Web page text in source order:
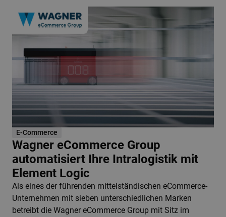
E-Commerce
Wagner eCommerce Group
automatisiert Ihre Intralogistik mit
Element Logic
Als eines der führenden mittelständischen eCommerce-
Unternehmen mit sieben unterschiedlichen Marken
betreibt die Wagner eCommerce Group mit Sitz im